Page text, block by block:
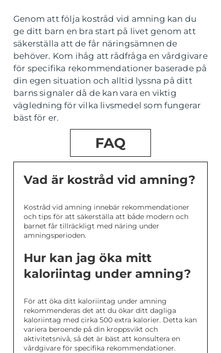
Genom att följa kostråd vid amning kan du
ge ditt barn en bra start på livet genom att
säkerställa att de får näringsämnen de
behöver. Kom ihåg att rådfråga en vårdgivare
för specifika rekommendationer baserade på
din egen situation och alltid lyssna på ditt
barns signaler då de kan vara en viktig
vägledning för vilka livsmedel som fungerar
bäst för er.
FAQ
Vad är kostråd vid amning?
Kostråd vid amning innebär rekommendationer
och tips för att säkerställa att både modern och
barnet får tillräckligt med näring under
amningsperioden.
Hur kan jag öka mitt
kaloriintag under amning?
För att öka ditt kaloriintag under amning
rekommenderas det att du ökar ditt dagliga
kaloriintag med cirka 500 extra kalorier. Detta kan
variera beroende på din kroppsvikt och
aktivitetsnivå, så det är bäst att konsultera en
vårdgivare för specifika rekommendationer.